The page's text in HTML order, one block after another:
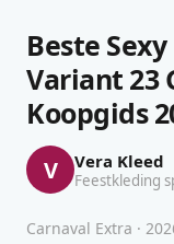
Beste
Variant 23
Koopgids
V Vera Kleed
Feestkleding
Carnaval Extra ·